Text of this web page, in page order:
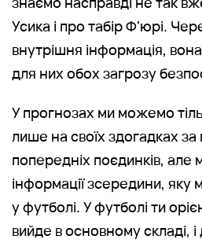
Усика і про табір Ф'юрі.
внутрішня інформація,
для них обох загрозу
У прогнозах ми можемо
лише на своїх здогадках за
попередніх поєдинків, але
інформації зсередини,
у футболі. У футболі ти
вийде в основному складі,